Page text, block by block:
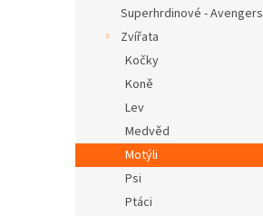
Superhrdinové - Avengers
Zvířata
Kočky
Koně
Lev
Medvěd
Motýli
Psi
Ptáci